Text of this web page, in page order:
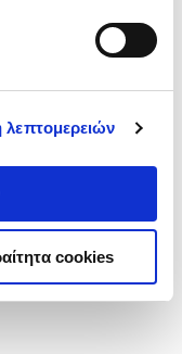
cookies